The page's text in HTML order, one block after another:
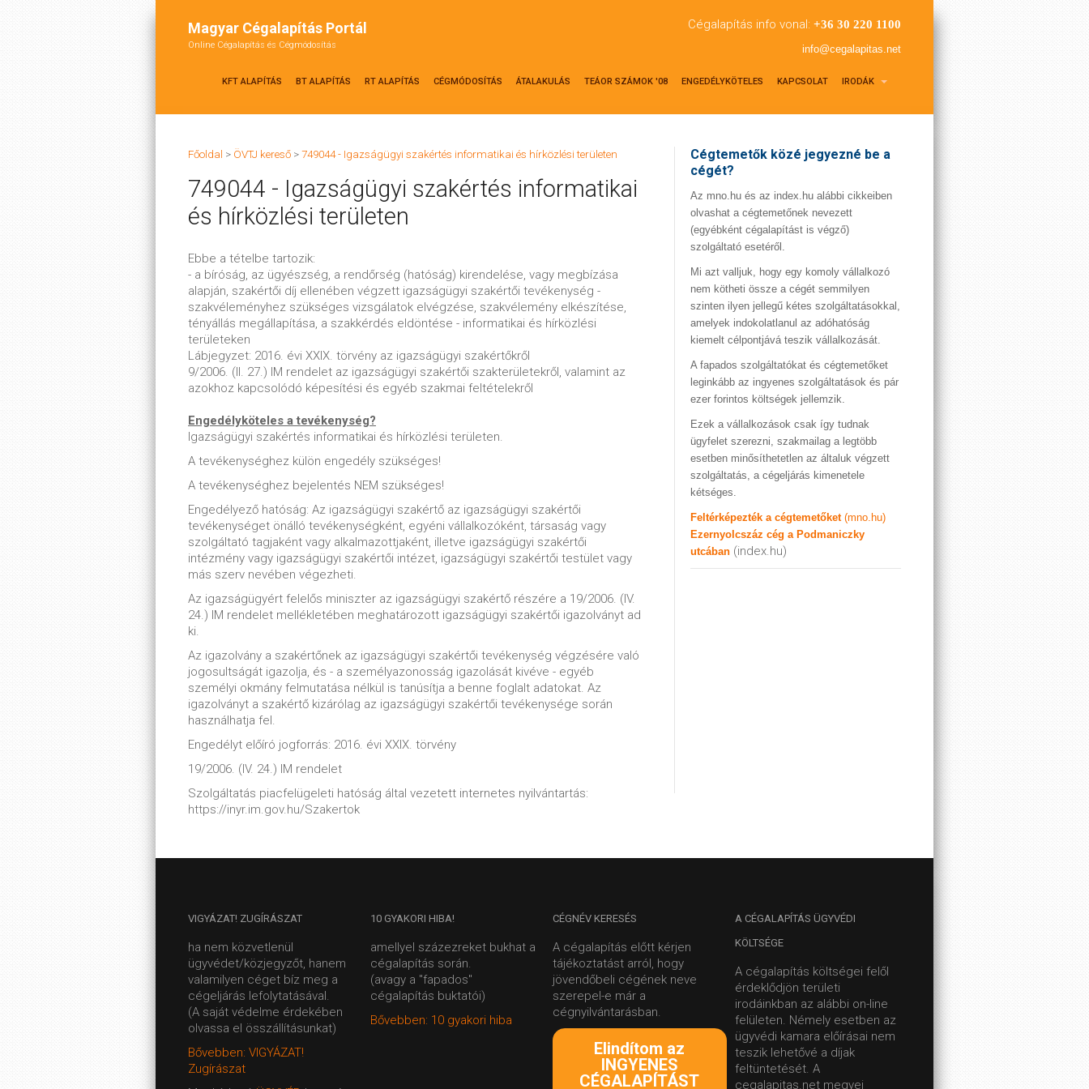
Magyar Cégalapítás Portál
Online Cégalapítás és Cégmódosítás
Cégalapítás info vonal: +36 30 220 1100
info@cegalapitas.net
KFT ALAPÍTÁS BT ALAPÍTÁS RT ALAPÍTÁS CÉGMÓDOSÍTÁS ÁTALAKULÁS TEÁOR SZÁMOK '08 ENGEDÉLYKÖTELES KAPCSOLAT IRODÁK
Főoldal > ÖVTJ kereső > 749044 - Igazságügyi szakértés informatikai és hírközlési területen
749044 - Igazságügyi szakértés informatikai
és hírközlési területen
Ebbe a tételbe tartozik:
- a bíróság, az ügyészség, a rendőrség (hatóság) kirendelése, vagy megbízása
alapján, szakértői díj ellenében végzett igazságügyi szakértői tevékenység -
szakvéleményhez szükséges vizsgálatok elvégzése, szakvélemény elkészítése,
tényállás megállapítása, a szakkérdés eldöntése - informatikai és hírközlési
területeken
Lábjegyzet: 2016. évi XXIX. törvény az igazságügyi szakértőkről
9/2006. (II. 27.) IM rendelet az igazságügyi szakértői szakterületekről, valamint az
azokhoz kapcsolódó képesítési és egyéb szakmai feltételekről
Engedélyköteles a tevékenység?
Igazságügyi szakértés informatikai és hírközlési területen.
A tevékenységhez külön engedély szükséges!
A tevékenységhez bejelentés NEM szükséges!
Engedélyező hatóság: Az igazságügyi szakértő az igazságügyi szakértői
tevékenységet önálló tevékenységként, egyéni vállalkozóként, társaság vagy
szolgáltató tagjaként vagy alkalmazottjaként, illetve igazságügyi szakértői
intézmény vagy igazságügyi szakértői intézet, igazságügyi szakértői testület vagy
más szerv nevében végezheti.
Az igazságügyért felelős miniszter az igazságügyi szakértő részére a 19/2006. (IV.
24.) IM rendelet mellékletében meghatározott igazságügyi szakértői igazolványt ad
ki.
Az igazolvány a szakértőnek az igazságügyi szakértői tevékenység végzésére való
jogosultságát igazolja, és - a személyazonosság igazolását kivéve - egyéb
személyi okmány felmutatása nélkül is tanúsítja a benne foglalt adatokat. Az
igazolványt a szakértő kizárólag az igazságügyi szakértői tevékenysége során
használhatja fel.
Engedélyt előíró jogforrás: 2016. évi XXIX. törvény
19/2006. (IV. 24.) IM rendelet
Szolgáltatás piacfelügeleti hatóság által vezetett internetes nyilvántartás:
https://inyr.im.gov.hu/Szakertok
Cégtemetők közé jegyezné be a
cégét?
Az mno.hu és az index.hu alábbi cikkeiben
olvashat a cégtemetőnek nevezett
(egyébként cégalapítást is végző)
szolgáltató esetéről.
Mi azt valljuk, hogy egy komoly vállalkozó
nem kötheti össze a cégét semmilyen
szinten ilyen jellegű kétes szolgáltatásokkal,
amelyek indokolatlanul az adóhatóság
kiemelt célpontjává teszik vállalkozását.
A fapados szolgáltatókat és cégtemetőket
leginkább az ingyenes szolgáltatások és pár
ezer forintos költségek jellemzik.
Ezek a vállalkozások csak így tudnak
ügyfelet szerezni, szakmailag a legtöbb
esetben minősíthetetlen az általuk végzett
szolgáltatás, a cégeljárás kimenetele
kétséges.
Feltérképezték a cégtemetőket (mno.hu)
Ezernyolcszáz cég a Podmaniczky
utcában (index.hu)
VIGYÁZAT! ZUGÍRÁSZAT
ha nem közvetlenül
ügyvédet/közjegyzőt, hanem
valamilyen céget bíz meg a
cégeljárás lefolytatásával.
(A saját védelme érdekében
olvassa el összállításunkat)
Bővebben: VIGYÁZAT!
Zugírászat
10 GYAKORI HIBA!
amellyel százezreket bukhat a
cégalapítás során.
(avagy a "fapados"
cégalapítás buktatói)
Bővebben: 10 gyakori hiba
CÉGNÉV KERESÉS
A cégalapítás előtt kérjen
tájékoztatást arról, hogy
jövendőbeli cégének neve
szerepel-e már a
cégnyilvántarásban.
Elindítom az
INGYENES
CÉGALAPÍTÁST
A CÉGALAPÍTÁS ÜGYVÉDI
KÖLTSÉGE
A cégalapítás költségei felől
érdeklődjön területi
irodáinkban az alábbi on-line
felületen. Némely esetben az
ügyvédi kamara előírásai nem
teszik lehetővé a díjak
feltüntetését. A
cegalapitas.net megyei